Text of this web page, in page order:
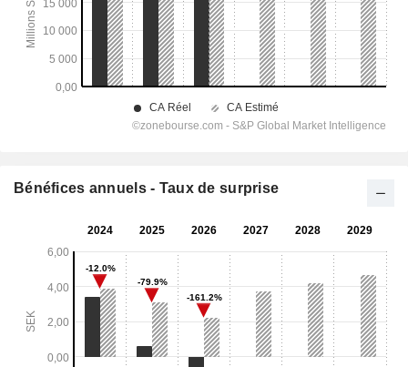
Bénéfices annuels - Taux de surprise